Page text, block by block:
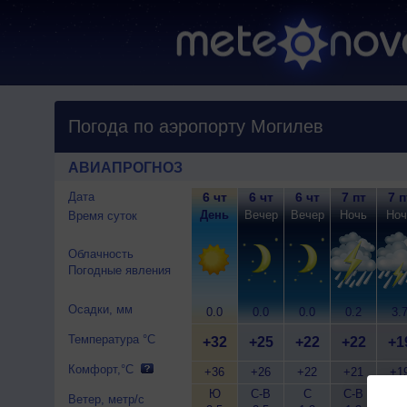
Погода по аэропорту Могилев
АВИАПРОГНОЗ
Дата
Время суток
Облачность
Погодные явления
Осадки, мм
Температура °C
Комфорт,°C
Ветер, метр/с
6 чт
День
0.0
+32
+36
Ю
6 чт
Вечер
0.0
+25
+26
С-В
6 чт
Вечер
0.0
+22
+22
С
7 пт
Ночь
0.2
+22
+21
С-В
7
3.7